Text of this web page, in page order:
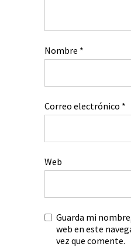
Nombre *
Correo electrónico *
Web
Guarda mi
web en este
vez que comente.